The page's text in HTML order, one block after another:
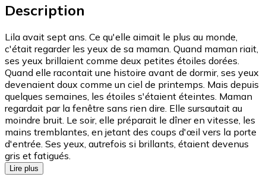
Description
Lila avait sept ans. Ce qu'elle aimait le plus au monde,
c'était regarder les yeux de sa maman. Quand maman riait,
ses yeux brillaient comme deux petites étoiles dorées.
Quand elle racontait une histoire avant de dormir, ses yeux
devenaient doux comme un ciel de printemps. Mais depuis
quelques semaines, les étoiles s'étaient éteintes. Maman
regardait par la fenêtre sans rien dire. Elle sursautait au
moindre bruit. Le soir, elle préparait le dîner en vitesse, les
mains tremblantes, en jetant des coups d'œil vers la porte
d'entrée. Ses yeux, autrefois si brillants, étaient devenus
gris et fatigués.
Lire plus